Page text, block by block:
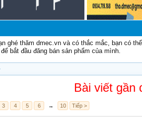
ghé thăm dmec.vn và có thắc mắc, bạn có
để bắt đầu đăng bán sản phẩm của mình.
Bài viết gần
3 4 5 6 → 10 Tiếp >